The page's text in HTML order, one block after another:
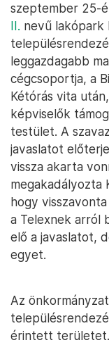
szeptember 25-
II. nevű lakópark
leggazdagabb
cégcsoportja, a
Kétórás vita
képviselők
testület. A
javaslatot
vissza akarta
megakadályozta
hogy
a Telexnek arról
elő a javaslatot,
egyet.
Az
érintett